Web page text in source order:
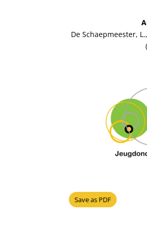
De Schaepmeester,
Save as PDF